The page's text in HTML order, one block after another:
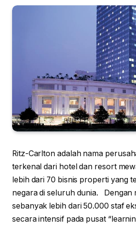
Ritz-Carlton adalah nama
terkenal dari hotel dan resort
lebih dari 70 bisnis properti yang
negara di seluruh dunia. Dengan
sebanyak lebih dari 50.000 staf
secara intensif pada pusat